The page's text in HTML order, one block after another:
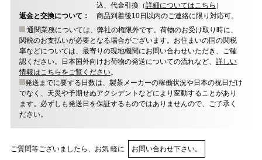
込、代金引換（詳細についてはこちら ）
返金と交換について：
商品到着後10日以内のご連絡に限り対応可。
通関業務については、弊社の権限外です。荷物のお受け取り時に、
関税のお支払いが必要となる場合がございます。お住まいの国の関税
率などについては、最寄りの現地機関にお問い合わせいただき、ご確
認ください。日本国外向けお荷物の発送についての流れなど、 詳しい
情報はこちらをご覧ください。
発送までに要する日数は、製茶メーカーの稼働状況や日本の祝日だけ
でなく、天災や予期せぬアクシデントなどにより変動することがあり
ます。必ずしも発送日を保証するものではありませんので、ご了承く
ださい。
ご質問等ございましたら、お気 軽に お問い合わせ下さい。